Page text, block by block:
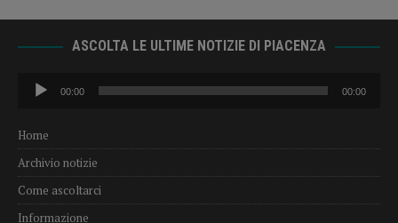
ASCOLTA LE ULTIME NOTIZIE DI PIACENZA
Audio
Player
00:00 00:00
Home
Archivio notizie
Come ascoltarci
Informazione